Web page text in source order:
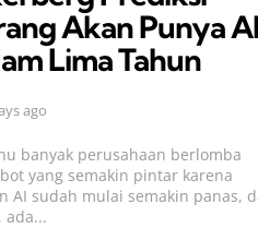
Akan Punya AI
Lima Tahun
ago
banyak perusahaan berlomba
yang semakin pintar karena
AI sudah mulai semakin panas,